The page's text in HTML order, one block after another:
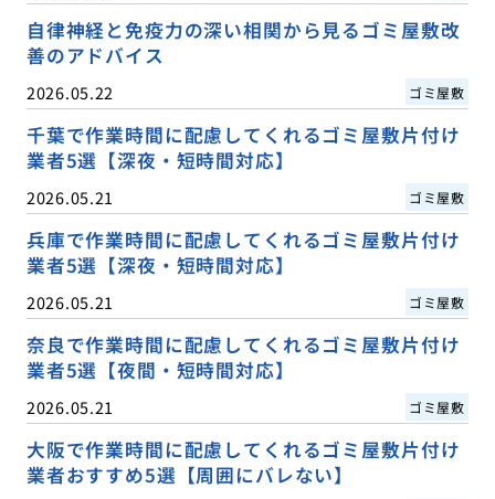
自律神経と免疫力の深い相関から見るゴミ屋敷改
善のアドバイス
2026.05.22 ゴミ屋敷
千葉で作業時間に配慮してくれるゴミ屋敷片付け
業者5選【深夜・短時間対応】
2026.05.21 ゴミ屋敷
兵庫で作業時間に配慮してくれるゴミ屋敷片付け
業者5選【深夜・短時間対応】
2026.05.21 ゴミ屋敷
奈良で作業時間に配慮してくれるゴミ屋敷片付け
業者5選【夜間・短時間対応】
2026.05.21 ゴミ屋敷
大阪で作業時間に配慮してくれるゴミ屋敷片付け
業者おすすめ5選【周囲にバレない】